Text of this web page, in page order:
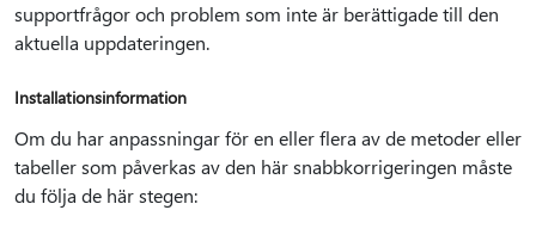
supportfrågor och problem som inte är berättigade till den
aktuella uppdateringen.
Installationsinformation
Om du har anpassningar för en eller flera av de metoder eller
tabeller som påverkas av den här snabbkorrigeringen måste
du följa de här stegen: